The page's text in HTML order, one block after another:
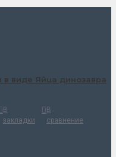
в виде Яйца динозавра
В
закладки
В
сравнение